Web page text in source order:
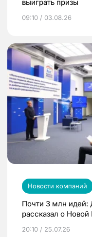
выиграть призы
09:10 / 03.08.26
Новости компаний
Почти 3 млн
рассказал о
20:10 / 25.07.26